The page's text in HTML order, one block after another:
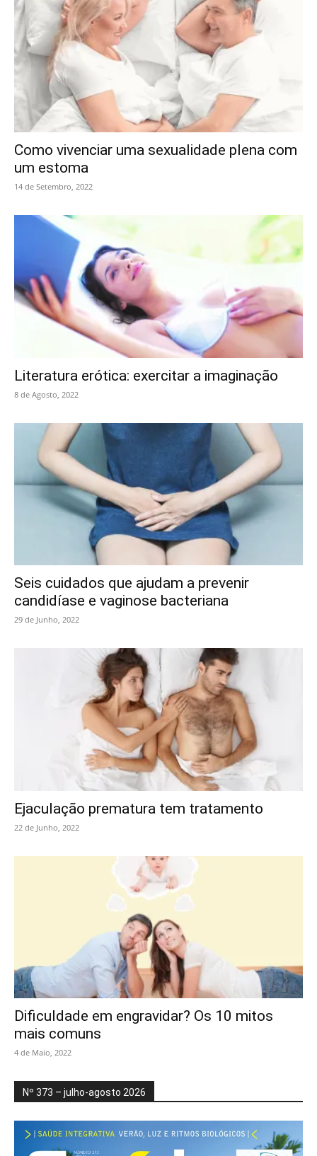
Como vivenciar uma sexualidade plena com
um estoma
14 de Setembro, 2022
Literatura erótica: exercitar a imaginação
8 de Agosto, 2022
Seis cuidados que ajudam a prevenir
candidíase e vaginose bacteriana
29 de Junho, 2022
Ejaculação prematura tem tratamento
22 de Junho, 2022
Dificuldade em engravidar? Os 10 mitos
mais comuns
4 de Maio, 2022
Nº 373 – julho-agosto 2026